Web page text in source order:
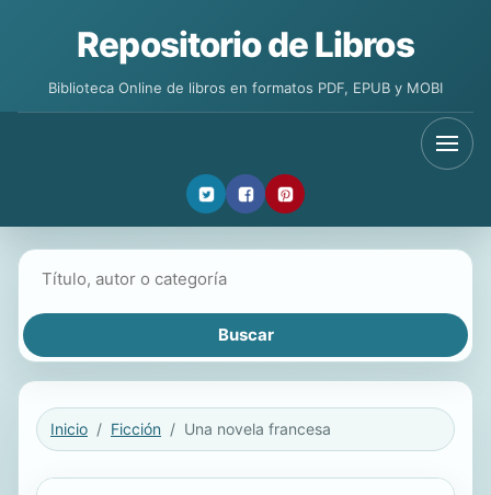
Repositorio de Libros
Biblioteca Online de libros en formatos PDF, EPUB y MOBI
Inicio Ficción Una novela francesa